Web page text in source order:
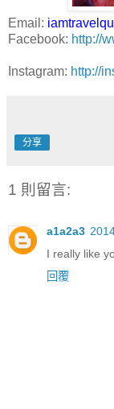
Email:
Facebook: http://
Instagram: http://
分享
1 則留言:
a1a2a3
I really like
回覆